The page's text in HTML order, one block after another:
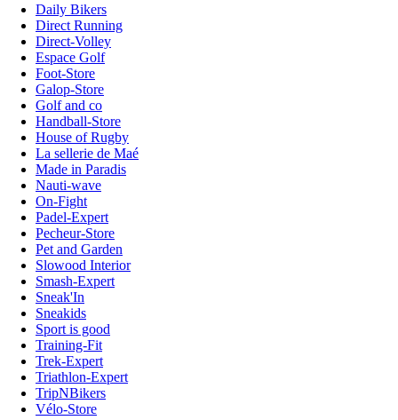
Daily Bikers
Direct Running
Direct-Volley
Espace Golf
Foot-Store
Galop-Store
Golf and co
Handball-Store
House of Rugby
La sellerie de Maé
Made in Paradis
Nauti-wave
On-Fight
Padel-Expert
Pecheur-Store
Pet and Garden
Slowood Interior
Smash-Expert
Sneak'In
Sneakids
Sport is good
Training-Fit
Trek-Expert
Triathlon-Expert
TripNBikers
Vélo-Store